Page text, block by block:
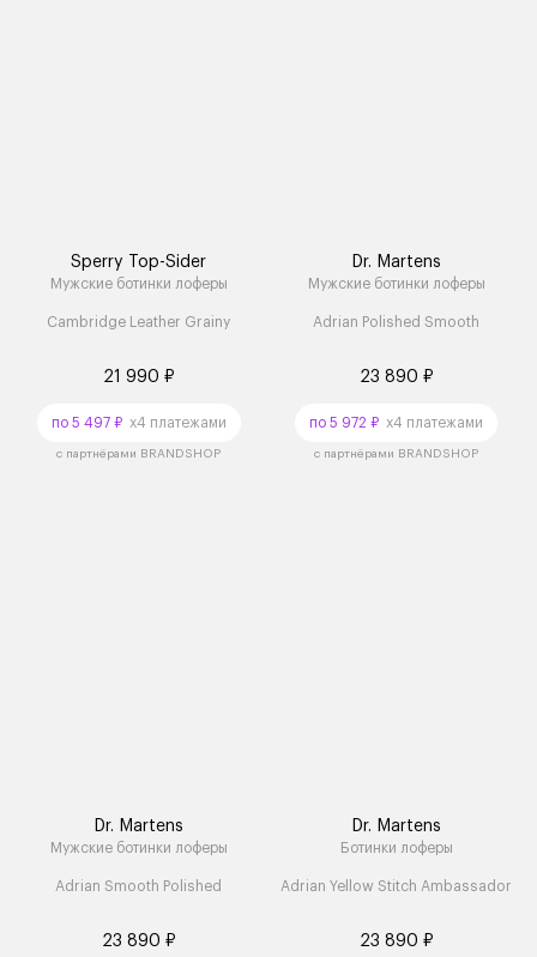
Sperry Top-Sider
Мужские ботинки лоферы
Cambridge Leather Grainy
21 990 ₽
по 5 497 ₽x4 платежами
с партнёрами BRANDSHOP
Dr. Martens
Мужские ботинки лоферы
Adrian Polished Smooth
23 890 ₽
по 5 972 ₽ x4 платежами
с партнёрами BRANDSHOP
Dr. Martens
Мужские ботинки лоферы
Adrian Smooth Polished
23 890 ₽
Dr. Martens
Ботинки лоферы
Adrian Yellow Stitch Ambassador
23 890 ₽